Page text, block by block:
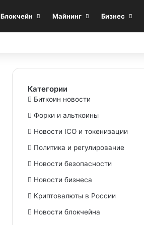
Блокчейн Майнинг Бизнес
Категории
Биткоин новости
Форки и альткоины
Новости ICO и токенизации
Политика и регулирование
Новости безопасности
Новости бизнеса
Криптовалюты в России
Новости блокчейна